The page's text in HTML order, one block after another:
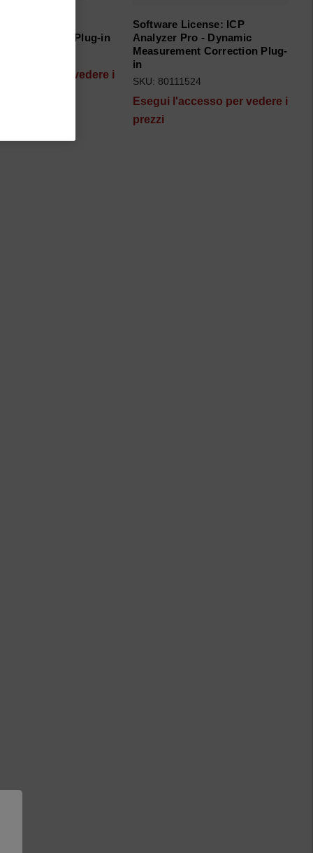
Pro - Trigger Plug-in
l'accesso per vedere i
Software License: ICP
Analyzer Pro - Dynamic
Measurement Correction Plug-
in
SKU: 80111524
Esegui l'accesso per vedere i
prezzi